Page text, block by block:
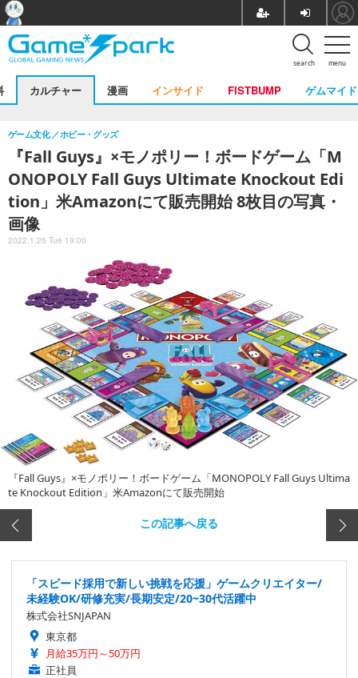
menu
search
カルチャー 漫画 インサイド FISTBUMP ゲムマイド
『Fall Guys』×モノポリー！ボードゲーム「M
ONOPOLY Fall Guys Ultimate Knockout Edi
tion」米Amazonにて販売開始 8枚目の写真・
画像
ゲーム文化 ホビー・グッズ
2022.1.25 Tue 19:00
『Fall Guys』×モノポリー！ボードゲーム「MONOPOLY Fall Guys Ultima
te Knockout Edition」米Amazonにて販売開始
この記事へ戻る
「スピード採用で新しい挑戦を応援」ゲームクリエイター/
未経験OK/研修充実/長期安定/20~30代活躍中
株式会社SNJAPAN
東京都
月給35万円～50万円
正社員